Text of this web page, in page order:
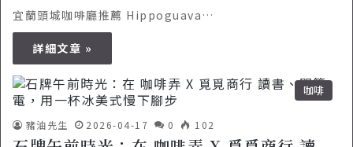
宜蘭頭城咖啡廳推薦 Hippoguava…
詳細文章 »
咖啡
豬油先生 2026-04-17 0 102